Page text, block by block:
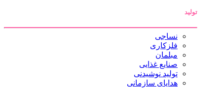
تولید
نساجی
فلزکاری
مبلمان
صنایع غذایی
تولید نوشیدنی
هدایای سازمانی